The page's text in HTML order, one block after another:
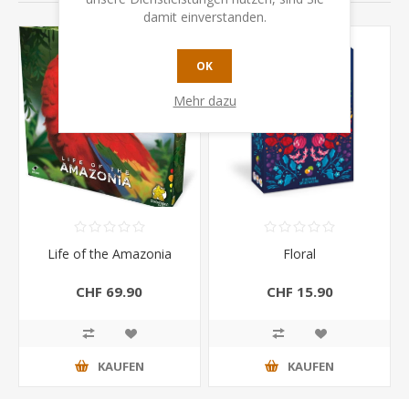
Life of the Amazonia
CHF 69.90
KAUFEN
Floral
CHF 15.90
KAUFEN
damit einverstanden.
OK
Mehr dazu